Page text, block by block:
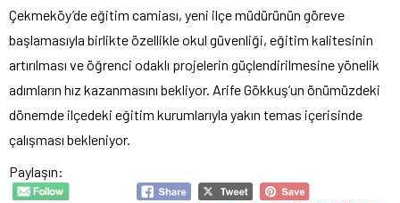
Çekmeköy’de eğitim camiası, yeni ilçe müdürünün göreve
başlamasıyla birlikte özellikle okul güvenliği, eğitim kalitesinin
artırılması ve öğrenci odaklı projelerin güçlendirilmesine yönelik
adımların hız kazanmasını bekliyor. Arife Gökkuş’un önümüzdeki
dönemde ilçedeki eğitim kurumlarıyla yakın temas içerisinde
çalışması bekleniyor.
Paylaşın: